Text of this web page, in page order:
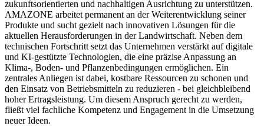
zukunftsorientierten und nachhaltigen Ausrichtung zu unterstützen.
AMAZONE arbeitet permanent an der Weiterentwicklung seiner
Produkte und sucht gezielt nach innovativen Lösungen für die
aktuellen Herausforderungen in der Landwirtschaft. Neben dem
technischen Fortschritt setzt das Unternehmen verstärkt auf digitale
und KI-gestützte Technologien, die eine präzise Anpassung an
Klima-, Boden- und Pflanzenbedingungen ermöglichen. Ein
zentrales Anliegen ist dabei, kostbare Ressourcen zu schonen und
den Einsatz von Betriebsmitteln zu reduzieren - bei gleichbleibend
hoher Ertragsleistung. Um diesem Anspruch gerecht zu werden,
fließt viel fachliche Kompetenz und Engagement in die Umsetzung
neuer Ideen.